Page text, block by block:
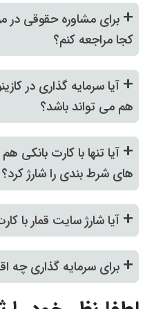
+ برای مشاوره حقوقی در
کجا مراجعه کنم؟
+ آیا سرمایه گذاری در
هم می تواند باشد؟
+ آیا تنها با کارت
های شرط بندی را شارژ کرد؟
+ آیا شارژ سایت قمار با
+ برای سرمایه گذاری چه